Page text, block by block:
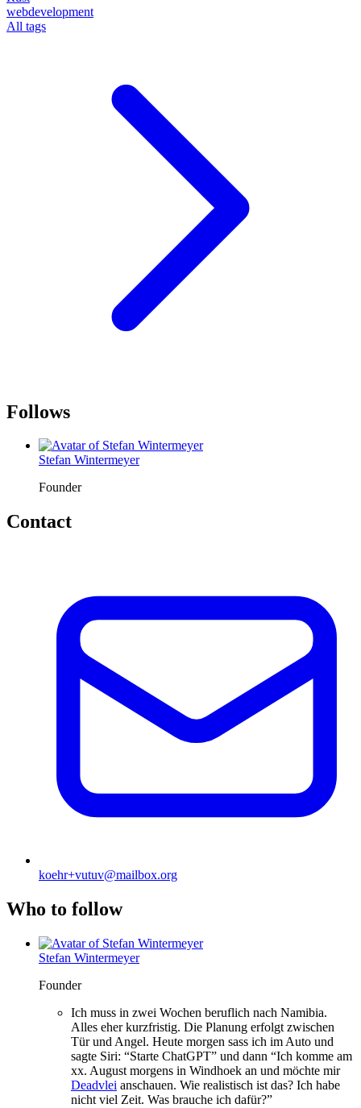
webdevelopment
All tags
Follows
Stefan Wintermeyer
Founder
Contact
koehr+vutuv@mailbox.org
Who to follow
Stefan Wintermeyer
Founder
Ich muss in zwei Wochen beruflich nach Namibia.
Alles eher kurzfristig. Die Planung erfolgt zwischen
Tür und Angel. Heute morgen sass ich im Auto und
sagte Siri: “Starte ChatGPT” und dann “Ich komme am
xx. August morgens in Windhoek an und möchte mir
Deadvlei anschauen. Wie realistisch ist das? Ich habe
nicht viel Zeit. Was brauche ich dafür?”